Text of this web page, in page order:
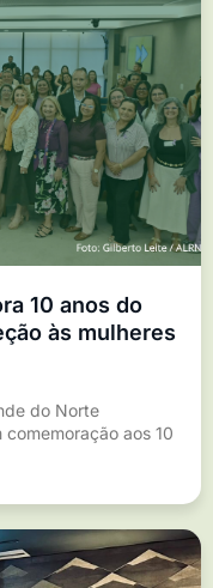
10 anos do
às mulheres
do Norte
aos 10